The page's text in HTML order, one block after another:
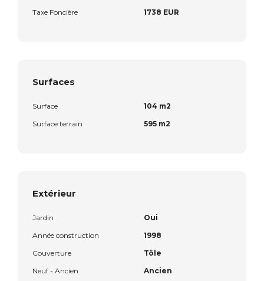
Taxe Foncière 1738 EUR
Surfaces
Surface
104 m2
Surface terrain
595 m2
Extérieur
Jardin
Oui
Année construction
1998
Couverture
Tôle
Neuf - Ancien
Ancien